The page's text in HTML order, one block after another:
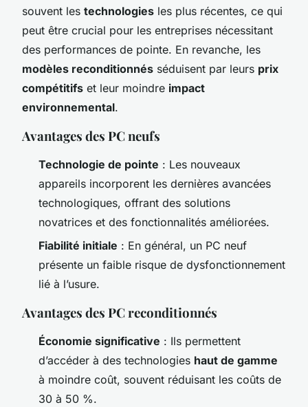
souvent les technologies les plus récentes, ce qui
peut être crucial pour les entreprises nécessitant
des performances de pointe. En revanche, les
modèles reconditionnés séduisent par leurs prix
compétitifs et leur moindre impact
environnemental.
Avantages des PC neufs
Technologie de pointe : Les nouveaux
appareils incorporent les dernières avancées
technologiques, offrant des solutions
novatrices et des fonctionnalités améliorées.
Fiabilité initiale : En général, un PC neuf
présente un faible risque de dysfonctionnement
lié à l’usure.
Avantages des PC reconditionnés
Économie significative : Ils permettent
d’accéder à des technologies haut de gamme
à moindre coût, souvent réduisant les coûts de
30 à 50 %.